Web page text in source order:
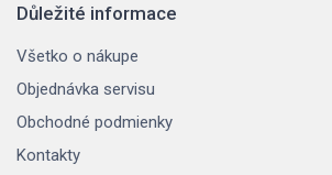
Důležité informace
Všetko o nákupe
Objednávka servisu
Obchodné podmienky
Kontakty